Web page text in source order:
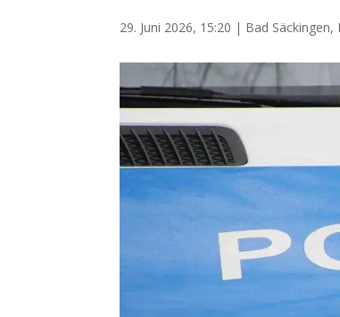
29. Juni 2026, 15:20 | Bad Säckingen,